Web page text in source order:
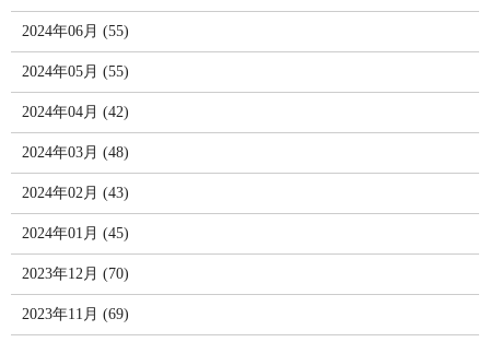
2024年06月 (55)
2024年05月 (55)
2024年04月 (42)
2024年03月 (48)
2024年02月 (43)
2024年01月 (45)
2023年12月 (70)
2023年11月 (69)